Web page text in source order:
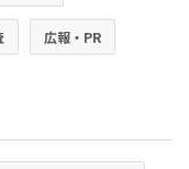
広報・PR